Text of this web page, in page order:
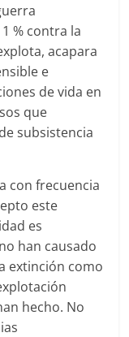
% contra la
acapara
e
de vida en
que
subsistencia
con frecuencia
este
es
han causado
extinción como
hecho. No